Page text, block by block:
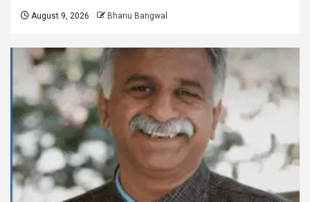
August 9, 2026 Bhanu Bangwal